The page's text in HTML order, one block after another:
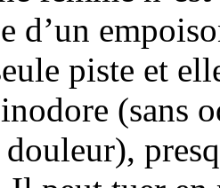
d’un
piste et
(sans
douleur),